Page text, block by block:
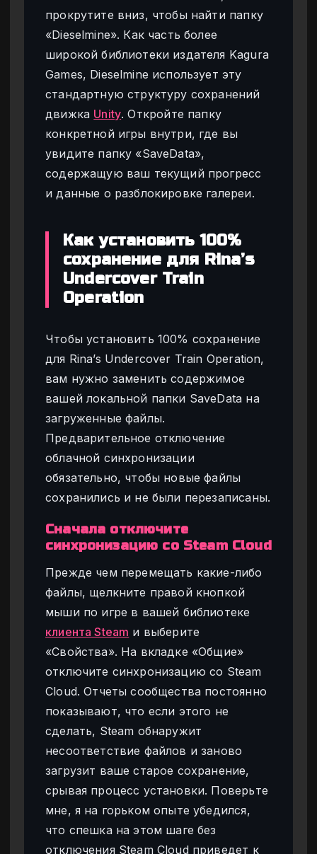
прокрутите вниз, чтобы найти папку
«Dieselmine». Как часть более
широкой библиотеки издателя Kagura
Games, Dieselmine использует эту
стандартную структуру сохранений
движка Unity. Откройте папку
конкретной игры внутри, где вы
увидите папку «SaveData»,
содержащую ваш текущий прогресс
и данные о разблокировке галереи.
Как установить 100%
сохранение для Rina’s
Undercover Train
Operation
Чтобы установить 100% сохранение
для Rina’s Undercover Train Operation,
вам нужно заменить содержимое
вашей локальной папки SaveData на
загруженные файлы.
Предварительное отключение
облачной синхронизации
обязательно, чтобы новые файлы
сохранились и не были перезаписаны.
Сначала отключите
синхронизацию со Steam Cloud
Прежде чем перемещать какие-либо
файлы, щелкните правой кнопкой
мыши по игре в вашей библиотеке
клиента Steam и выберите
«Свойства». На вкладке «Общие»
отключите синхронизацию со Steam
Cloud. Отчеты сообщества постоянно
показывают, что если этого не
сделать, Steam обнаружит
несоответствие файлов и заново
загрузит ваше старое сохранение,
срывая процесс установки. Поверьте
мне, я на горьком опыте убедился,
что спешка на этом шаге без
отключения Steam Cloud приведет к